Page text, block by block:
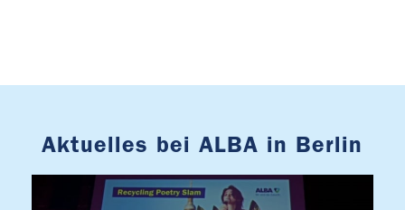
Aktuelles bei ALBA in Berlin